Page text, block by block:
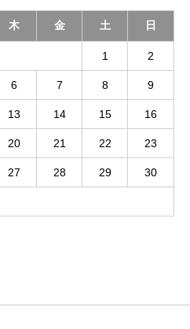
木 金 土 日
1 2
6 7 8 9
13 14 15 16
20 21 22 23
27 28 29 30